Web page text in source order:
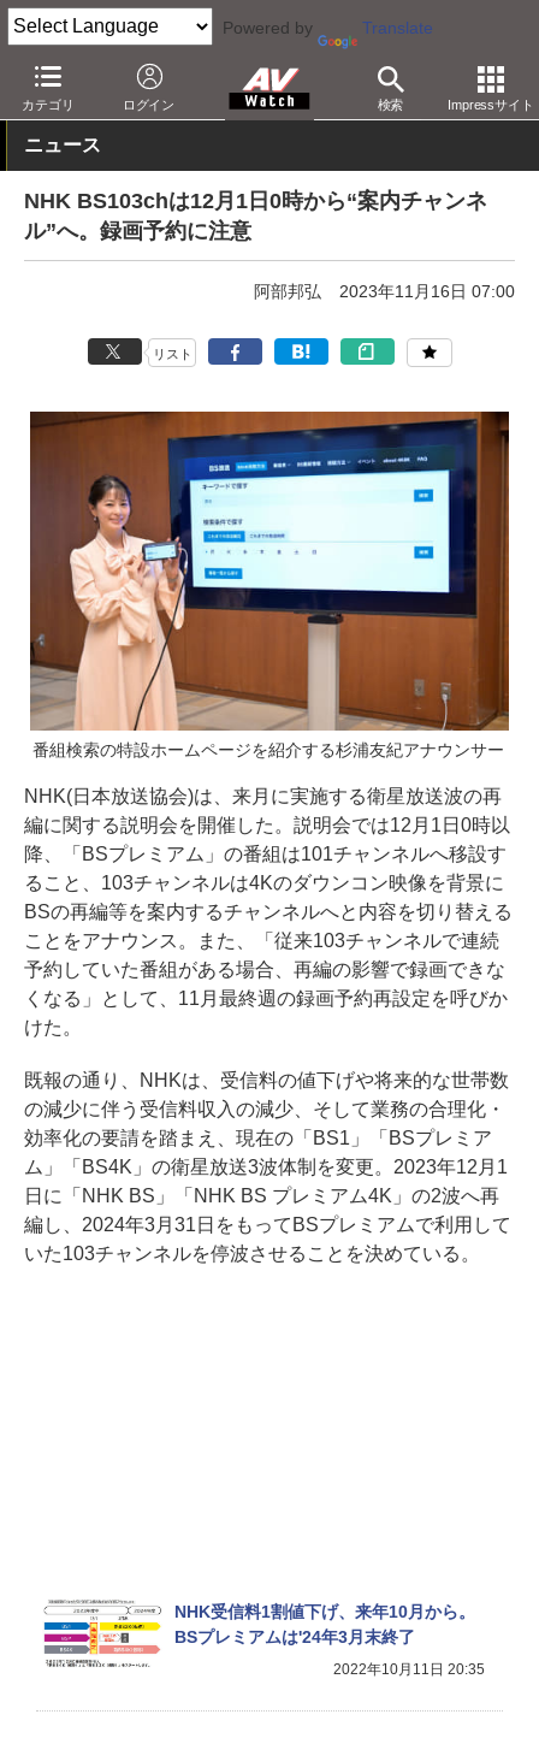
Powered by Translate
カテゴリ ログイン 検索 Impressサイト
AV Watch コンテンツ・サービス 放送 その他
ニュース
NHK BS103chは12月1日0時から“案内チャンネ
ル”へ。録画予約に注意
阿部邦弘 2023年11月16日 07:00
リスト
番組検索の特設ホームページを紹介する杉浦友紀アナウンサー
NHK(日本放送協会)は、来月に実施する衛星放送波の再
編に関する説明会を開催した。説明会では12月1日0時以
降、「BSプレミアム」の番組は101チャンネルへ移設す
ること、103チャンネルは4Kのダウンコン映像を背景に
BSの再編等を案内するチャンネルへと内容を切り替える
ことをアナウンス。また、「従来103チャンネルで連続
予約していた番組がある場合、再編の影響で録画できな
くなる」として、11月最終週の録画予約再設定を呼びか
けた。
既報の通り、NHKは、受信料の値下げや将来的な世帯数
の減少に伴う受信料収入の減少、そして業務の合理化・
効率化の要請を踏まえ、現在の「BS1」「BSプレミア
ム」「BS4K」の衛星放送3波体制を変更。2023年12月1
日に「NHK BS」「NHK BS プレミアム4K」の2波へ再
編し、2024年3月31日をもってBSプレミアムで利用して
いた103チャンネルを停波させることを決めている。
NHK受信料1割値下げ、来年10月から。
BSプレミアムは'24年3月末終了
2022年10月11日 20:35